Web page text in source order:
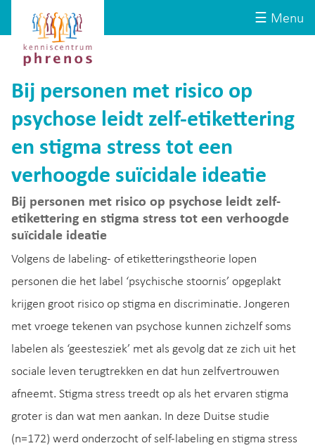
☰ Menu
Kenniscentrum
Phrenos
website
Bij personen met risico op
psychose leidt zelf-etikettering
en stigma stress tot een
verhoogde suïcidale ideatie
Bij personen met risico op psychose leidt zelf-
etikettering en stigma stress tot een verhoogde
suïcidale ideatie
Volgens de labeling- of etiketteringstheorie lopen
personen die het label ‘psychische stoornis’ opgeplakt
krijgen groot risico op stigma en discriminatie. Jongeren
met vroege tekenen van psychose kunnen zichzelf soms
labelen als ‘geestesziek’ met als gevolg dat ze zich uit het
sociale leven terugtrekken en dat hun zelfvertrouwen
afneemt. Stigma stress treedt op als het ervaren stigma
groter is dan wat men aankan. In deze Duitse studie
(n=172) werd onderzocht of self-labeling en stigma stress